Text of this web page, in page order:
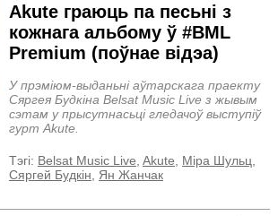
Akute граюць па песьні з
кожнага альбому ў #BML
Premium (поўнае відэа)
У прэміюм-выданьні аўтарскага праекту
Сяргея Будкіна Belsat Music Live з жывым
сэтам у прысутнасьці гледачоў выступіў
гурт Akute.
Тэгi: Belsat Music Live Akute Міра Шульц
Сяргей Будкін
Ян Жанчак